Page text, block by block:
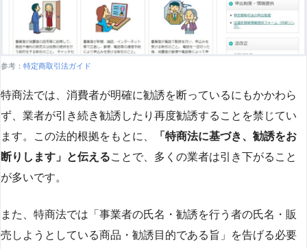
参考： 特定商取引法ガイド
特商法では、消費者が明確に勧誘を断っているにもかかわら
ず、業者が引き続き勧誘したり再度勧誘することを禁じてい
ます。この法的根拠をもとに、
「特商法に基づき、勧誘をお
断りします」と伝えることで、多くの業者は引き下がること
が多いです​​。
また、特商法では「事業者の氏名・勧誘を行う者の氏名・販
売しようとしている商品・勧誘目的である旨」を告げる必要